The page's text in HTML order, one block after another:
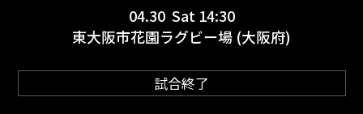
04.30 Sat 14:30
東大阪市花園ラグビー場 (大阪府)
試合終了